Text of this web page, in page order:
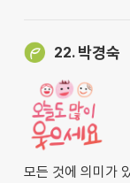
22. 박경숙
모든 것에 의미가